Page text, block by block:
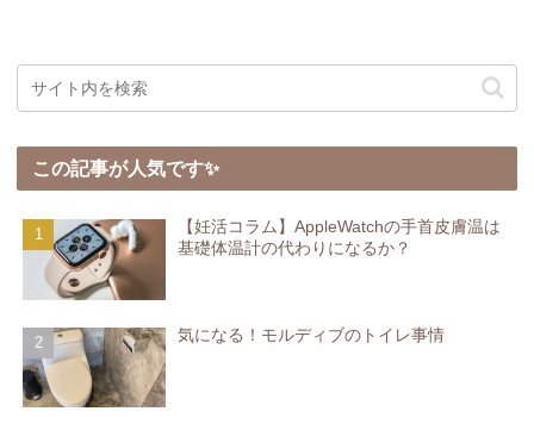
この記事が人気です✨
【妊活コラム】AppleWatchの手首皮膚温は
基礎体温計の代わりになるか？
気になる！モルディブのトイレ事情